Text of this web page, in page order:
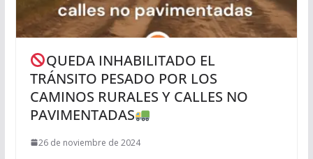
QUEDA INHABILITADO EL
TRÁNSITO PESADO POR LOS
CAMINOS RURALES Y CALLES NO
PAVIMENTADAS
26 de noviembre de 2024